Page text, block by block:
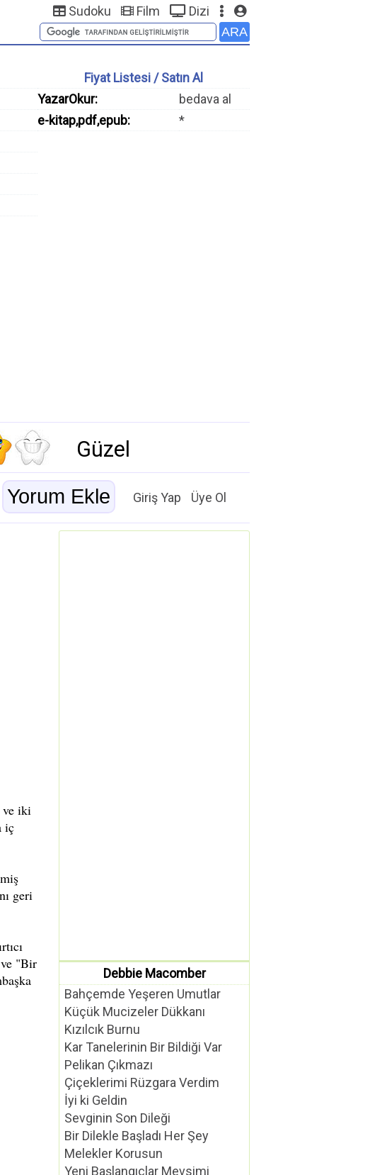
Sudoku Film Dizi
Fiyat Listesi / Satın Al
YazarOkur:
bedava al
e-kitap,pdf,epub:
*
Güzel
Giriş Yap Üye Ol
Debbie Macomber
Bahçemde Yeşeren Umutlar
Küçük Mucizeler Dükkanı
Kızılcık Burnu
Kar Tanelerinin Bir Bildiği Var
Pelikan Çıkmazı
Çiçeklerimi Rüzgara Verdim
İyi ki Geldin
Sevginin Son Dileği
Bir Dilekle Başladı Her Şey
Melekler Korusun
Yeni Başlangıçlar Mevsimi